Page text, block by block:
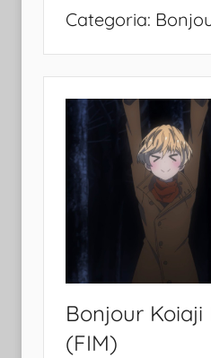
Categoria:
Bonjour Koiaji
(FIM)